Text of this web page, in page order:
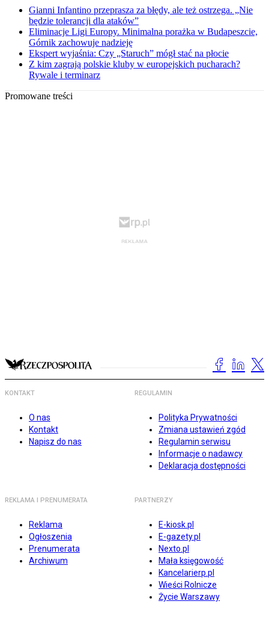
Gianni Infantino przeprasza za błędy, ale też ostrzega. „Nie
będzie tolerancji dla ataków”
Eliminacje Ligi Europy. Minimalna porażka w Budapeszcie,
Górnik zachowuje nadzieję
Ekspert wyjaśnia: Czy „Staruch” mógł stać na płocie
Z kim zagrają polskie kluby w europejskich pucharach?
Rywale i terminarz
Promowane treści
KONTAKT
O nas
Kontakt
Napisz do nas
REGULAMIN
Polityka Prywatności
Zmiana ustawień zgód
Regulamin serwisu
Informacje o nadawcy
Deklaracja dostępności
REKLAMA I PRENUMERATA
Reklama
Ogłoszenia
Prenumerata
Archiwum
PARTNERZY
E-kiosk.pl
E-gazety.pl
Nexto.pl
Mała księgowość
Kancelarierp.pl
Wieści Rolnicze
Życie Warszawy